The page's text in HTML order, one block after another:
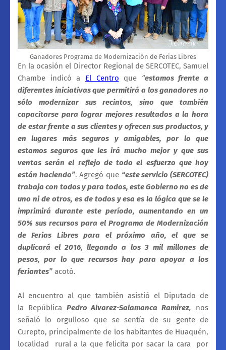
Ganadores Programa de Modernización de Ferias Libres
En la ocasión el Director Regional de SERCOTEC, Samuel
Chambe indicó a El Centro que “estamos frente a
diferentes iniciativas que permitirá a los ganadores no
sólo modernizar sus recintos, sino que también
capacitarse para lograr mejores resultados a la hora
de estar frente a sus clientes y ofrecen sus productos, y
en lugares más seguros y amigables, por lo que
estamos seguros que les irá mucho mejor y que sus
ventas serán el reflejo de todo el esfuerzo que hoy
están haciendo”. Agregó que “este servicio (SERCOTEC)
trabaja con todos y para todos, este Gobierno no es de
uno ni de otros, es de todos y esa es la lógica que se le
imprimirá durante este período, aumentando en un
50% sus recursos para el Programa de Modernización
de Ferias Libres para el próximo año, el que se
duplicará el 2016, llegando a los 3 mil millones de
pesos, por lo que recursos hay para apoyar a los
feriantes” acotó.
Al encuentro al que también asistió el Diputado de
la República Pedro Alvarez-Salamanca Ramirez, nos
señaló lo orgulloso que se sentía de su gente de
Curepto, principalmente de los habitantes de Huaquén,
localidad rural a la que felicita por sacar la cara por